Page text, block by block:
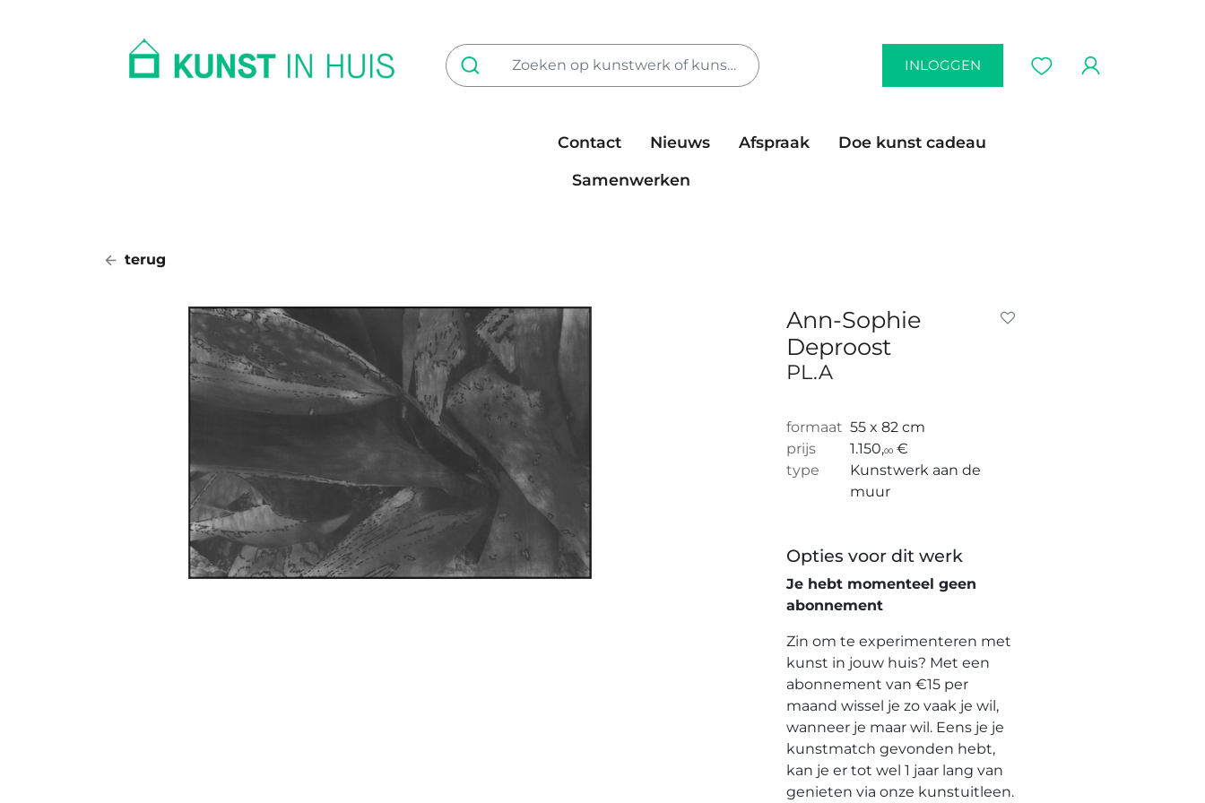
INLOGGEN
Contact Nieuws Afspraak
Doe kunst cadeau
Samenwerken
terug
Ann-Sophie
Deproost
PL.A
formaat 55 x 82 cm
prijs
1.150,00 €
type
Kunstwerk aan de
muur
Opties voor dit werk
Je hebt momenteel geen
abonnement
Zin om te experimenteren met
kunst in jouw huis? Met een
abonnement van €15 per
maand wissel je zo vaak je wil,
wanneer je maar wil. Eens je je
kunstmatch gevonden hebt,
kan je er tot wel 1 jaar lang van
genieten via onze kunstuitleen.